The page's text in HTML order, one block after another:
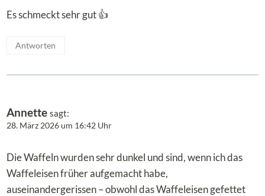
Es schmeckt sehr gut 👍
Antworten
Annette sagt:
28. März 2026 um 16:42 Uhr
Die Waffeln wurden sehr dunkel und sind, wenn ich das
Waffeleisen früher aufgemacht habe,
auseinandergerissen – obwohl das Waffeleisen gefettet